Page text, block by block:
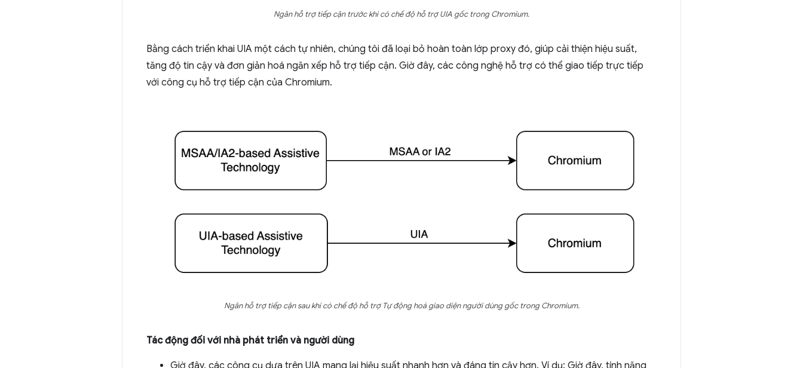
Ngăn hỗ trợ tiếp cận trước khi có chế độ hỗ trợ UIA gốc trong Chromium.
Bằng cách triển khai UIA một cách tự nhiên, chúng tôi đã loại bỏ hoàn toàn lớp proxy đó, giúp cải thiện hiệu suất,
tăng độ tin cậy và đơn giản hoá ngăn xếp hỗ trợ tiếp cận. Giờ đây, các công nghệ hỗ trợ có thể giao tiếp trực tiếp
với công cụ hỗ trợ tiếp cận của Chromium.
Ngăn hỗ trợ tiếp cận sau khi có chế độ hỗ trợ Tự động hoá giao diện người dùng gốc trong Chromium.
Tác động đối với nhà phát triển và người dùng